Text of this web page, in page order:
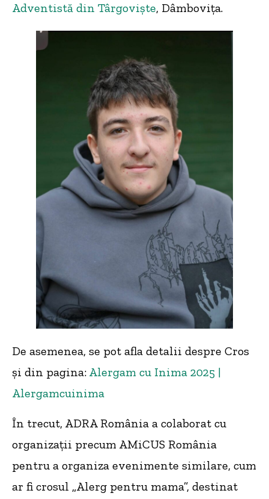
Adventistă din Târgoviște, Dâmbovița.
De asemenea, se pot afla detalii despre Cros
și din pagina: Alergam cu Inima 2025 |
Alergamcuinima
În trecut, ADRA România a colaborat cu
organizații precum AMiCUS România
pentru a organiza evenimente similare, cum
ar fi crosul „Alerg pentru mama”, destinat